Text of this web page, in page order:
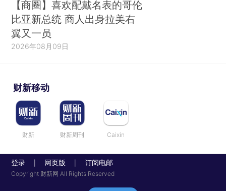
【商圈】喜欢配戴名表的哥伦
比亚新总统 商人出身拉美右
翼又一员
2026年08月09日
财新移动
财新 财新周刊 Caixin
登录 网页版 订阅电邮
Copyright 财新网 All Rights Reserved